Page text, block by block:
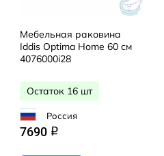
Мебельная раковина
Iddis Optima Home 60 см
4076000i28
Остаток 16 шт
Россия
7690 q